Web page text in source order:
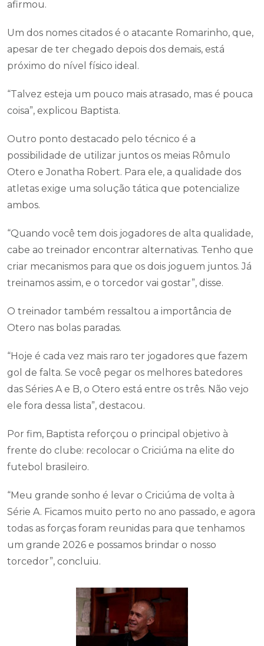
afirmou.
Um dos nomes citados é o atacante Romarinho, que,
apesar de ter chegado depois dos demais, está
próximo do nível físico ideal.
“Talvez esteja um pouco mais atrasado, mas é pouca
coisa”, explicou Baptista.
Outro ponto destacado pelo técnico é a
possibilidade de utilizar juntos os meias Rômulo
Otero e Jonatha Robert. Para ele, a qualidade dos
atletas exige uma solução tática que potencialize
ambos.
“Quando você tem dois jogadores de alta qualidade,
cabe ao treinador encontrar alternativas. Tenho que
criar mecanismos para que os dois joguem juntos. Já
treinamos assim, e o torcedor vai gostar”, disse.
O treinador também ressaltou a importância de
Otero nas bolas paradas.
“Hoje é cada vez mais raro ter jogadores que fazem
gol de falta. Se você pegar os melhores batedores
das Séries A e B, o Otero está entre os três. Não vejo
ele fora dessa lista”, destacou.
Por fim, Baptista reforçou o principal objetivo à
frente do clube: recolocar o Criciúma na elite do
futebol brasileiro.
“Meu grande sonho é levar o Criciúma de volta à
Série A. Ficamos muito perto no ano passado, e agora
todas as forças foram reunidas para que tenhamos
um grande 2026 e possamos brindar o nosso
torcedor”, concluiu.